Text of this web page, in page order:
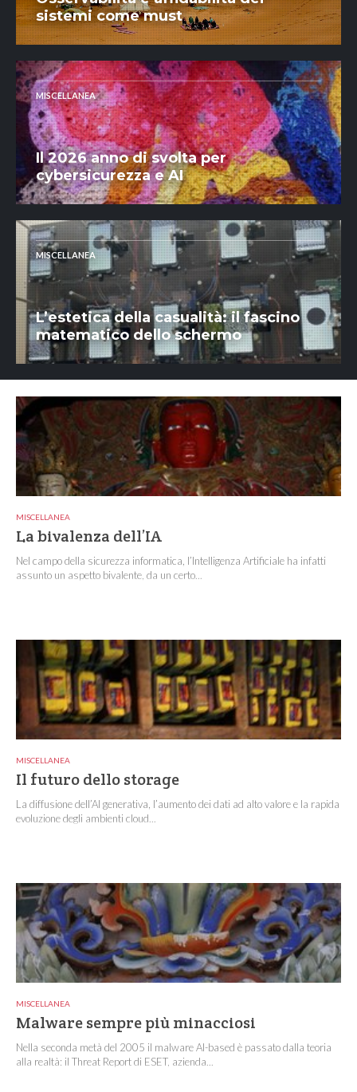
sistemi come must
MISCELLANEA
Il 2026 anno di svolta per
cybersicurezza e AI
MISCELLANEA
L’estetica della casualità: il fascino
matematico dello schermo
MISCELLANEA
La bivalenza dell’IA
Nel campo della sicurezza informatica, l’Intelligenza Artificiale ha infatti
assunto un aspetto bivalente, da un certo...
MISCELLANEA
Il futuro dello storage
La diffusione dell’AI generativa, l’aumento dei dati ad alto valore e la rapida
evoluzione degli ambienti cloud...
MISCELLANEA
Malware sempre più minacciosi
Nella seconda metà del 2005 il malware AI-based è passato dalla teoria
alla realtà: il Threat Report di ESET, azienda...